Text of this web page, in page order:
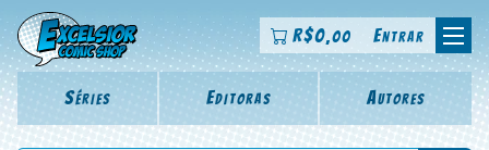
R$0,00 Entrar
Séries Editoras Autores